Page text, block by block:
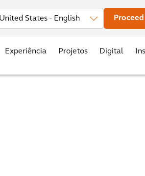
Proceed
Novidades Nossos Escritórios Contato
Experiência Projetos Digital